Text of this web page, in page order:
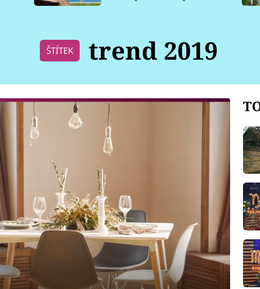
ŠTÍTEK trend 2019